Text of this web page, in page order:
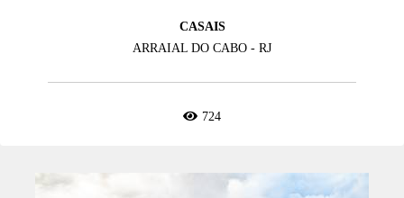
CASAIS
ARRAIAL DO CABO - RJ
724